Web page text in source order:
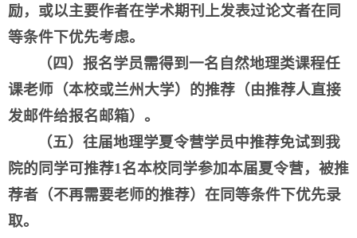
励，或以主要作者在学术期刊上发表过论文者在同
等条件下优先考虑。
（四）报名学员需得到一名自然地理类课程任
课老师（本校或兰州大学）的推荐（由推荐人直接
发邮件给报名邮箱）。
（五）往届地理学夏令营学员中推荐免试到我
院的同学可推荐1名本校同学参加本届夏令营，被推
荐者（不再需要老师的推荐）在同等条件下优先录
取。